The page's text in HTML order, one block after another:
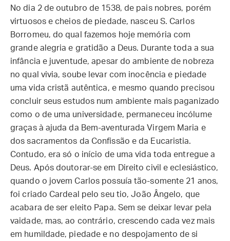
No dia 2 de outubro de 1538, de pais nobres, porém
virtuosos e cheios de piedade, nasceu S. Carlos
Borromeu, do qual fazemos hoje memória com
grande alegria e gratidão a Deus. Durante toda a sua
infância e juventude, apesar do ambiente de nobreza
no qual vivia, soube levar com inocência e piedade
uma vida cristã autêntica, e mesmo quando precisou
concluir seus estudos num ambiente mais paganizado
como o de uma universidade, permaneceu incólume
graças à ajuda da Bem-aventurada Virgem Maria e
dos sacramentos da Confissão e da Eucaristia.
Contudo, era só o início de uma vida toda entregue a
Deus. Após doutorar-se em Direito civil e eclesiástico,
quando o jovem Carlos possuía tão-somente 21 anos,
foi criado Cardeal pelo seu tio, João Ângelo, que
acabara de ser eleito Papa. Sem se deixar levar pela
vaidade, mas, ao contrário, crescendo cada vez mais
em humildade, piedade e no despojamento de si